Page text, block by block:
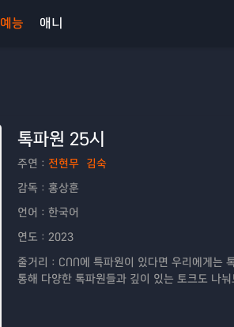
예능 애니
톡파원 25시
주연： 전현무 김숙
감독： 홍상훈
언어： 한국어
연도： 2023
줄거리： CNN에 특파원이 있다면 우리에게는
통해 다양한 톡파원들과 깊이 있는 토크도 나